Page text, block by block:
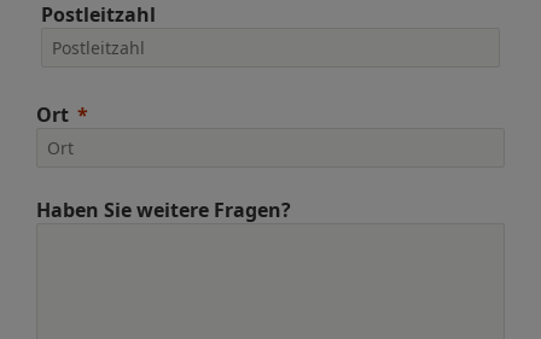
Postleitzahl
Ort
Haben Sie weitere Fragen?